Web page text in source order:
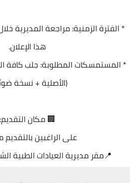
هذا الإعلان.
* المستمسكات المطلوبة: جلب كافة
(الأصلية + نسخة
🏢 مكان التقديم:
على الراغبين بالتقديم
📍مقر مديرية العيادات الطبية